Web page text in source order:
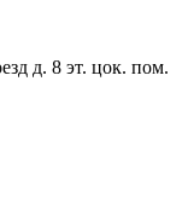
д. 8 эт. цок. пом.